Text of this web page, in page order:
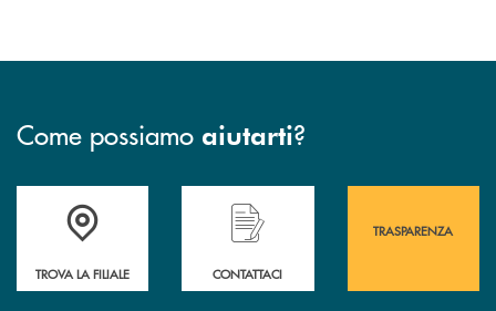
Come possiamo aiutarti?
Accedi all' elenco completo&nbsp; delle&nbsp; filiali&nbsp; di Banca
TROVA LA FILIALE
Hai bisogno di assistenza immediata?
CONTATTACI
TRASPARENZA